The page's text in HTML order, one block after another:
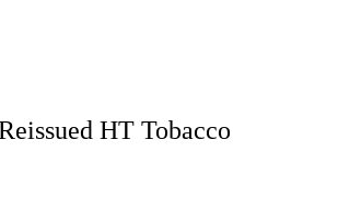
HT Tobacco